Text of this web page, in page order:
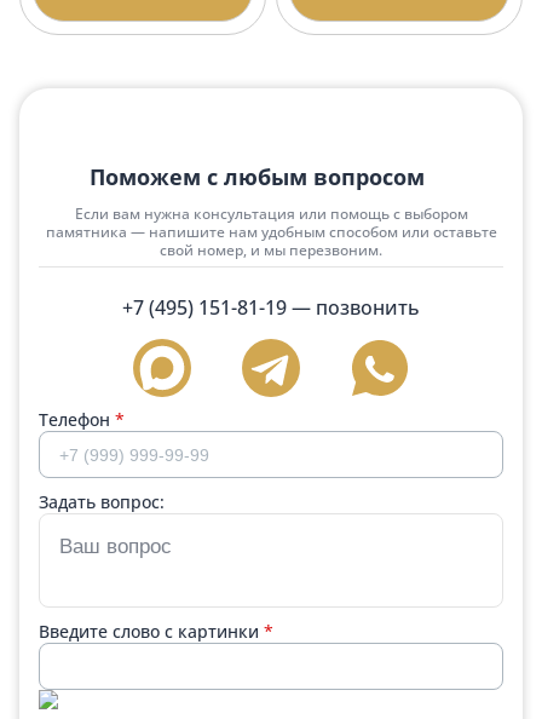
Поможем с любым вопросом
Если вам нужна консультация или помощь с выбором
памятника — напишите нам удобным способом или оставьте
свой номер, и мы перезвоним.
+7 (495) 151-81-19— позвонить
Телефон *
Задать вопрос:
Введите слово с картинки *